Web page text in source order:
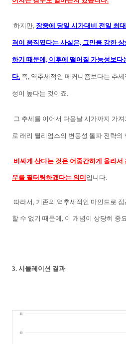
하지만, 장중에 당일 시가대비 전일 최
격이 움직였다는 사실은, 그만큼 강한
하기 때문에, 이후에 떨어질 가능성보다
다. 즉, 역추세적인 메커니즘보다는 추
성이 높다는 것이죠.
그 추세를 이어서 다음날 시가까지 가
로 래리 윌리엄스의 변동성 돌파 전략의
비싸게 산다는 것은 어중간하게 올라서
우를 필터링하겠다는 의미입니다.
따라서, 기존의 역추세적인 마인드로
할 수 없기 때문에, 이 개념이 상당히 중
3. 시뮬레이션 결과